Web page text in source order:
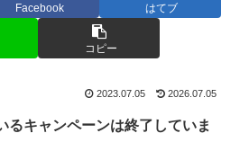
Facebook はてブ
コピー
2023.07.05 2026.07.05
キャンペーンは終了していま